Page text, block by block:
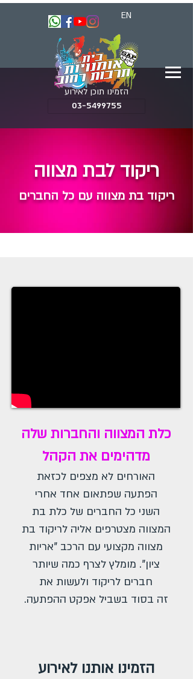
EN
הזמינו תוכן לאירוע
03-5499755
ריקוד לבת מצווה
ריקוד בת מצווה עם כל החברים
כלת המצווה והחברות שלה
מדהימים את הקהל
האורחים לא מצפים לכזאת
הפתעה שפתאום אחד אחרי
השני כל החברים של כלת בת
המצווה מצטרפים אליה לריקוד בת
מצווה מקצועי עם הרכב "אריות
ציון". מומלץ לצרף כמה שיותר
חברים לריקוד ולעשות את
זה בסוד בשביל אפקט ההפתעה.
הזמינו אותנו לאירוע